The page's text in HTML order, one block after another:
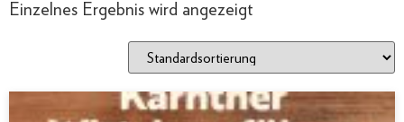
Einzelnes Ergebnis wird angezeigt